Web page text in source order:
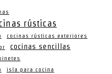
rústicas
cocinas rústicas exteriores
cocinas sencillas
isla para cocina